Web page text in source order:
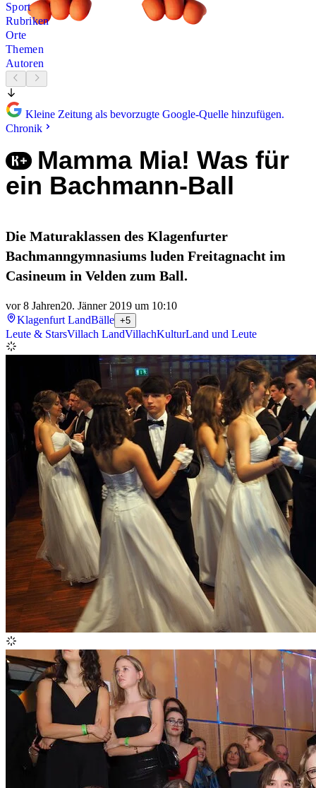
Sport
Rubriken
Orte
Themen
Autoren
Kleine Zeitung als bevorzugte Google-Quelle hinzufügen.
Chronik
Mamma Mia! Was für
ein Bachmann-Ball
Die Maturaklassen des Klagenfurter
Bachmanngymnasiums luden Freitagnacht im
Casineum in Velden zum Ball.
vor 8 Jahren20. Jänner 2019 um 10:10
Klagenfurt LandBälle +5
Leute & StarsVillach LandVillachKulturLand und Leute